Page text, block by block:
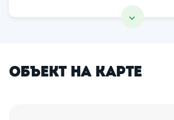
Объект на карте